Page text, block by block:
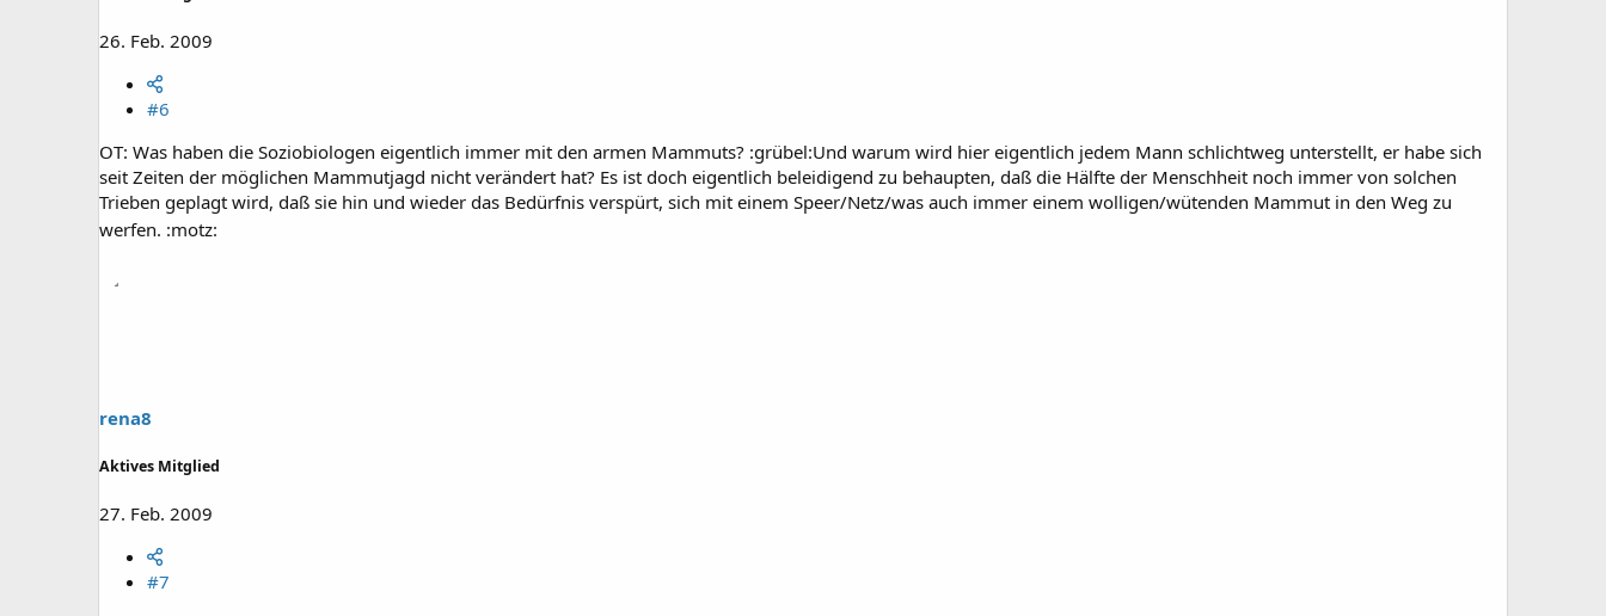
26. Feb. 2009
#6
OT: Was haben die Soziobiologen eigentlich immer mit den armen Mammuts? :grübel:Und warum wird hier eigentlich jedem Mann schlichtweg unterstellt, er habe sich
seit Zeiten der möglichen Mammutjagd nicht verändert hat? Es ist doch eigentlich beleidigend zu behaupten, daß die Hälfte der Menschheit noch immer von solchen
Trieben geplagt wird, daß sie hin und wieder das Bedürfnis verspürt, sich mit einem Speer/Netz/was auch immer einem wolligen/wütenden Mammut in den Weg zu
werfen. :motz:
rena8
Aktives Mitglied
27. Feb. 2009
#7